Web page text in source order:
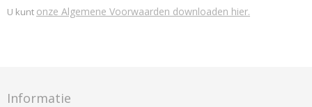
U kunt onze Algemene Voorwaarden downloaden hier.
Informatie